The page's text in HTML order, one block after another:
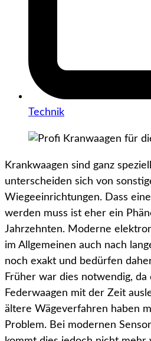
Technik
Krankwaagen sind ganz
unterscheiden sich von
Wiegeeinrichtungen. Dass
werden muss ist eher ein
Jahrzehnten. Moderne
im Allgemeinen auch nach
noch exakt und bedürfen
Früher war dies notwendig, da
Federwaagen mit der Zeit
ältere Wägeverfahren haben
Problem. Bei modernen